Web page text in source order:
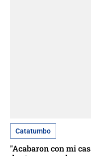
Catatumbo
"Acabaron con mi